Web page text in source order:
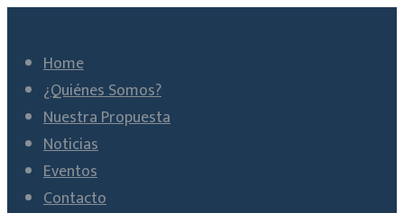
Home
¿Quiénes Somos?
Nuestra Propuesta
Noticias
Eventos
Contacto